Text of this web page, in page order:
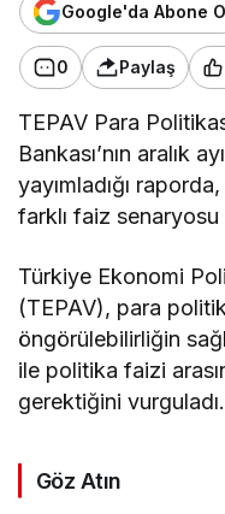
Google'da Abone
0 Paylaş
TEPAV Para
Bankası’nın aralık
yayımladığı
farklı faiz senaryosu
Türkiye Ekonomi
(TEPAV), para
öngörülebilirliğin
ile politika faizi
gerektiğini vurguladı.
Göz Atın